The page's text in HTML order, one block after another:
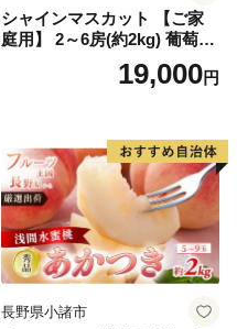
シャインマスカット 【ご家
庭用】 2～6房(約2kg) 葡萄 ぶ
どう ブドウ フルーツ 果物 く
だもの 果実 旬の果物 旬のフ
19,000円
長野県小諸市